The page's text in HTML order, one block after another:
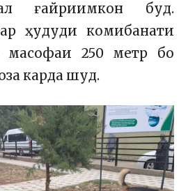
ғайриимкон буд.
ҳудуди комибанати
масофаи 250 метр бо
карда шуд.